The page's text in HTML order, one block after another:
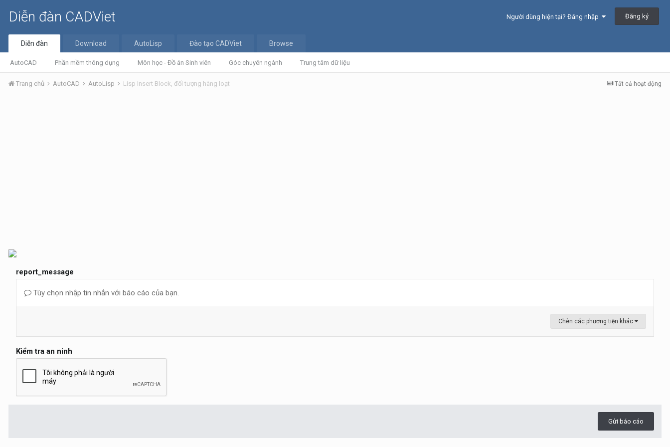
Diễn đàn CADViet Người dùng hiện tại? Đăng nhập Đăng ký
Diễn đàn
AutoCAD Phần mềm thông dụng Môn học - Đồ án Sinh viên Góc chuyên ngành Trung tâm dữ liệu
Download AutoLisp Đào tạo CADViet Browse
Tất cả hoạt động
Trang chủ AutoCAD AutoLisp Lisp Insert Block, đối tượng hàng loạt
report_message
Tùy chọn nhập tin nhắn với báo cáo của bạn.
Chèn các phương tiện khác
Kiểm tra an ninh
Gửi báo cáo